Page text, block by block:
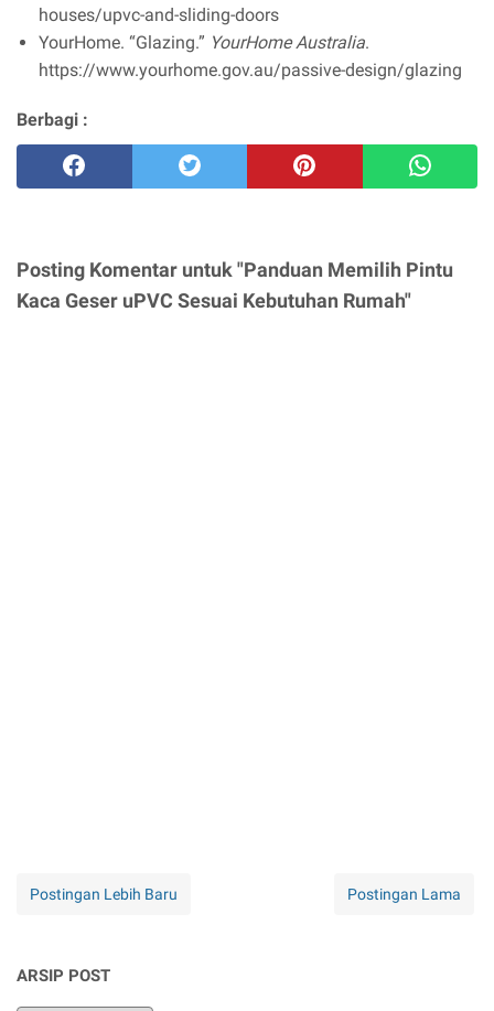
houses/upvc-and-sliding-doors
YourHome. “Glazing.” YourHome Australia.
https://www.yourhome.gov.au/passive-design/glazing
Berbagi :
Posting Komentar untuk "Panduan Memilih Pintu
Kaca Geser uPVC Sesuai Kebutuhan Rumah"
Postingan Lebih Baru Postingan Lama
ARSIP POST